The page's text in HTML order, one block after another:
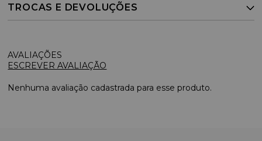
TROCAS E DEVOLUÇÕES
ESCREVER AVALIAÇÃO
Nenhuma avaliação cadastrada para esse produto.